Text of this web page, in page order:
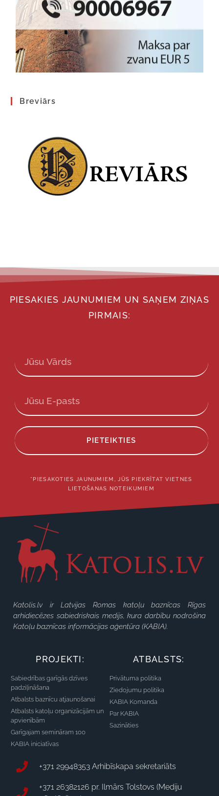
Breviārs
PIESAKIES JAUNUMIEM UN SAŅEM ZIŅAS
PIRMAIS:
PIETEIKTIES
*PIESAKOTIES JAUNUMIEM, JŪS PIEKRĪTAT VIETNES
LIETOŠANAS NOTEIKUMIEM
Katolis.lv ir Latvijas Romas katoļu baznīcas Rīgas
arhidiecēzes sabiedriskais medijs, kura darbību nodrošina
Katoļu baznīcas informācijas aģentūra (KABIA).
PROJEKTI:
Sabiedrības garīgās dzīves
padziļināšana
Atbalsts baznīcu atjaunošanai
Atbalsts katoļu organizācijām un
apvienībām
Garīgajam semināram 100
KABIA iniciatīvas
ATBALSTS:
Privātuma politika
Ziedojumu politika
KABIA Komanda
Par KABIA
Sazināties
+371 29948353 Arhibīskapa sekretariāts
+371 26382126 pr. Ilmārs Tolstovs (Mediju